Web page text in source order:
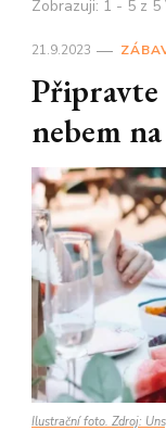
Zobrazuji: 1 - 5 z 5
21.9.2023
Připravte
nebem
Ilustrační foto. Zdroj: